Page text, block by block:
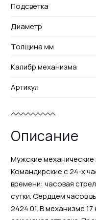
Подсветка
Диаметр
Толщина мм
Калибр механизма
Артикул
Описание
Мужские
Командирские с 24-х
времени: часовая
сутки. Сердцем часов
2424.01. В механизме